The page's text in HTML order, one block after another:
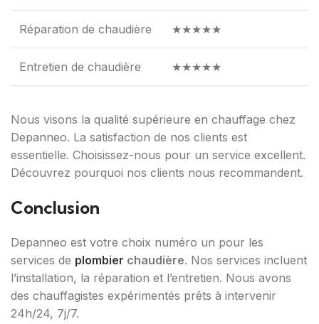
Réparation de chaudière ★★★★★
Entretien de chaudière ★★★★★
Nous visons la qualité supérieure en chauffage chez
Depanneo. La satisfaction de nos clients est
essentielle. Choisissez-nous pour un service excellent.
Découvrez pourquoi nos clients nous recommandent.
Conclusion
Depanneo est votre choix numéro un pour les
services de plombier chaudière. Nos services incluent
l’installation, la réparation et l’entretien. Nous avons
des chauffagistes expérimentés prêts à intervenir
24h/24, 7j/7.